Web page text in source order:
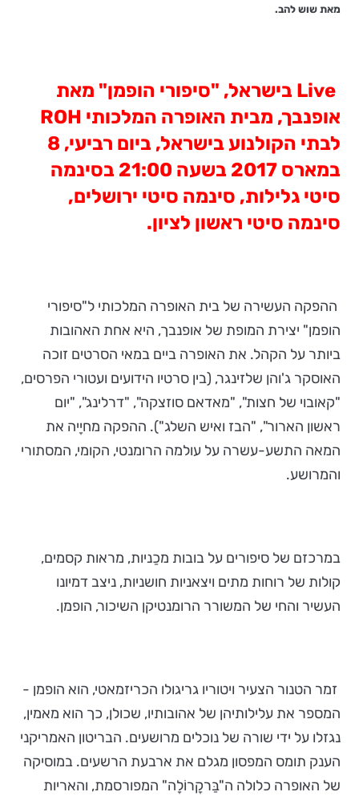
מאת שוש להב.
Live בישראל, "סיפורי הופמן" מאת
אופנבך, מבית האופרה המלכותי ROH
לבתי הקולנוע בישראל, ביום רביעי, 8
במארס 2017 בשעה 21:00 בסינמה
סיטי גלילות, סינמה סיטי ירושלים,
סינמה סיטי ראשון לציון.
ההפקה העשירה של בית האופרה המלכותי ל"סיפורי
הופמן" יצירת המופת של אופנבך, היא אחת האהובות
ביותר על הקהל. את האופרה ביים במאי הסרטים זוכה
האוסקר ג'והן שלזינגר, (בין סרטיו הידועים ועטורי הפרסים,
"קאובוי של חצות", "מאדאם סוזצקה", "דרלינג", "יום
ראשון הארור", "הבז ואיש השלג"). ההפקה מחיָיה את
המאה התשע-עשרה על עולמה הרומנטי, הקומי, המסתורי
והמרושע.
במרכזם של סיפורים על בובות מכַניות, מראות קסמים,
קולות של רוחות מתים ויצאניות חושניות, ניצב דמיונו
העשיר והחי של המשורר הרומנטיקן השיכור, הופמן.
זמר הטנור הצעיר ויטוריו גריגולו הכריזמאטי, הוא הופמן -
המספר את עלילותיהן של אהובותיו, שכולן, כך הוא מאמין,
נגזלו על ידי שורה של נוכלים מרושעים. הבריטון האמריקני
הענק תומס המפסון מגלם את ארבעת הרשעים. במוסיקה
של האופרה כלולה ה"בַּרקָרוֹלָה" המפורסמת, והאריות